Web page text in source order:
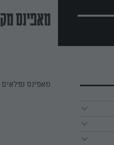
מאפינס
מאפינס